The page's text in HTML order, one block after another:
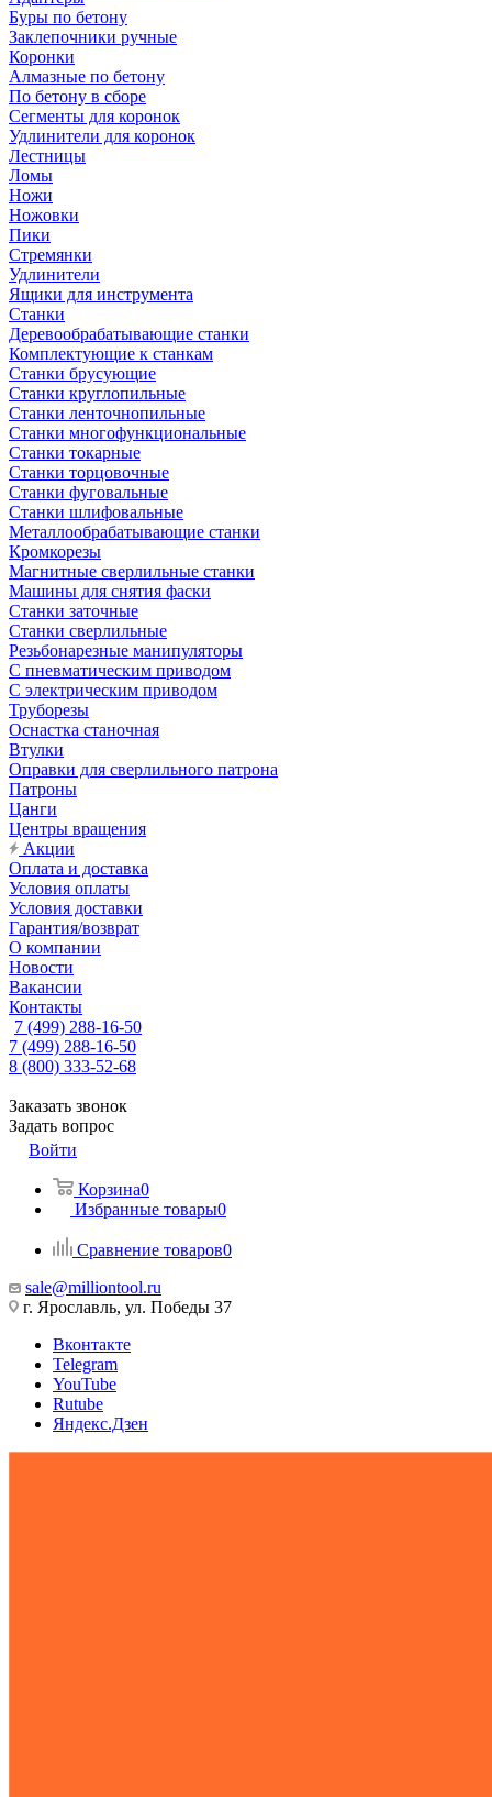
Буры по бетону
Заклепочники ручные
Коронки
Алмазные по бетону
По бетону в сборе
Сегменты для коронок
Удлинители для коронок
Лестницы
Ломы
Ножи
Ножовки
Пики
Стремянки
Удлинители
Ящики для инструмента
Станки
Деревообрабатывающие станки
Комплектующие к станкам
Станки брусующие
Станки круглопильные
Станки ленточнопильные
Станки многофункциональные
Станки токарные
Станки торцовочные
Станки фуговальные
Станки шлифовальные
Металлообрабатывающие станки
Кромкорезы
Магнитные сверлильные станки
Машины для снятия фаски
Станки заточные
Станки сверлильные
Резьбонарезные манипуляторы
С пневматическим приводом
С электрическим приводом
Труборезы
Оснастка станочная
Втулки
Оправки для сверлильного патрона
Патроны
Цанги
Центры вращения
Акции
Оплата и доставка
Условия оплаты
Условия доставки
Гарантия/возврат
О компании
Новости
Вакансии
Контакты
7 (499) 288-16-50
7 (499) 288-16-50
8 (800) 333-52-68
Заказать звонок
Задать вопрос
Войти
Корзина0
Избранные товары0
Сравнение товаров0
sale@milliontool.ru
г. Ярославль, ул. Победы 37
Вконтакте
Telegram
YouTube
Rutube
Яндекс.Дзен